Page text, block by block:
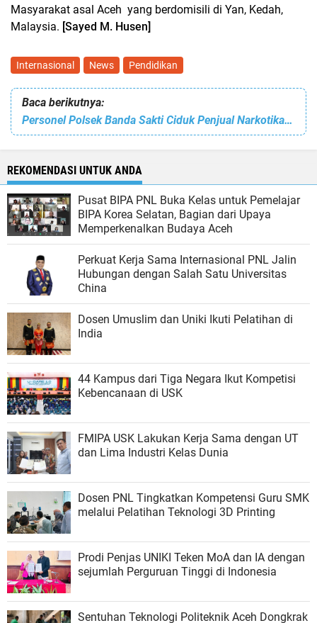
Masyarakat asal Aceh yang berdomisili di Yan, Kedah,
Malaysia. [Sayed M. Husen]
Internasional News Pendidikan
Baca berikutnya:
Personel Polsek Banda Sakti Ciduk Penjual Narkotika dan Sita Puluhan Paket Sabu
REKOMENDASI UNTUK ANDA
Pusat BIPA PNL Buka Kelas untuk Pemelajar
BIPA Korea Selatan, Bagian dari Upaya
Memperkenalkan Budaya Aceh
Perkuat Kerja Sama Internasional PNL Jalin
Hubungan dengan Salah Satu Universitas
China
Dosen Umuslim dan Uniki Ikuti Pelatihan di
India
44 Kampus dari Tiga Negara Ikut Kompetisi
Kebencanaan di USK
FMIPA USK Lakukan Kerja Sama dengan UT
dan Lima Industri Kelas Dunia
Dosen PNL Tingkatkan Kompetensi Guru SMK
melalui Pelatihan Teknologi 3D Printing
Prodi Penjas UNIKI Teken MoA dan IA dengan
sejumlah Perguruan Tinggi di Indonesia
Sentuhan Teknologi Politeknik Aceh Dongkrak